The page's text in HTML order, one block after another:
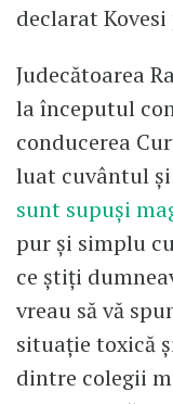
declarat
Judecătoarea
la începutul
conducerea
luat cuvântul
sunt supuși
pur şi simplu
ce ştiţi
vreau să vă
situaţie toxică
dintre colegii